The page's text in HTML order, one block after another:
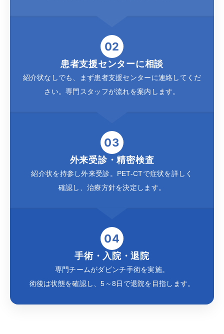
02
患者支援センターに相談
紹介状なしでも、まず患者支援センターに連絡してくだ
さい。専門スタッフが流れを案内します。
03
外来受診・精密検査
紹介状を持参し外来受診。 PET-CTで症状を詳しく
確認し、治療方針を決定します。
04
手術・入院・退院
専門チームがダビンチ手術を実施。
術後は状態を確認し、5～8日で退院を目指します。